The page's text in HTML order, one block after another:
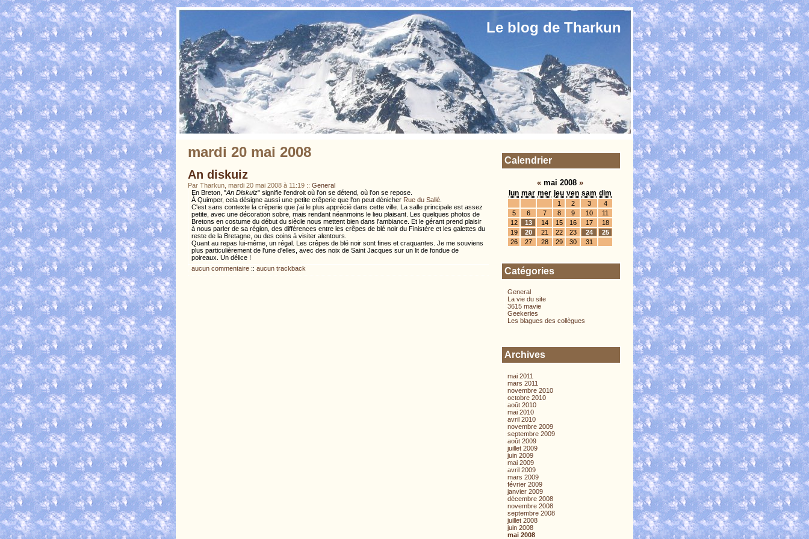
Le blog de Tharkun
mardi 20 mai 2008
An diskuiz
Par Tharkun, mardi 20 mai 2008 à 11:19 :: General
En Breton, "An Diskuiz" signifie l'endroit où l'on se détend, où l'on se repose.
À Quimper, cela désigne aussi une petite crêperie que l'on peut dénicher Rue du Sallé
C'est sans contexte la crêperie que j'ai le plus apprécié dans cette ville. La salle principale est assez
petite, avec une décoration sobre, mais rendant néanmoins le lieu plaisant. Les quelques photos de
Bretons en costume du début du siècle nous mettent bien dans l'ambiance. Et le gérant prend plaisir
à nous parler de sa région, des différences entre les crêpes de blé noir du Finistère et les galettes du
reste de la Bretagne, ou des coins à visiter alentours.
Quant au repas lui-même, un régal. Les crêpes de blé noir sont fines et craquantes. Je me souviens
plus particulièrement de l'une d'elles, avec des noix de Saint Jacques sur un lit de fondue de
poireaux. Un délice !
aucun commentaire :: aucun trackback
Calendrier
« mai 2008 »
lun mar mer jeu ven sam dim
1 2 3
4
5
6 7 8 9 10
11
12
13 14 15 16 17
18
19
20 21 22 23 24
25
26
27 28 29 30 31
Catégories
General
La vie du site
3615 mavie
Geekeries
Les blagues des collègues
Archives
mai 2011
mars 2011
novembre 2010
octobre 2010
août 2010
mai 2010
avril 2010
novembre 2009
septembre 2009
août 2009
juillet 2009
juin 2009
mai 2009
avril 2009
mars 2009
février 2009
janvier 2009
décembre 2008
novembre 2008
septembre 2008
juillet 2008
juin 2008
mai 2008